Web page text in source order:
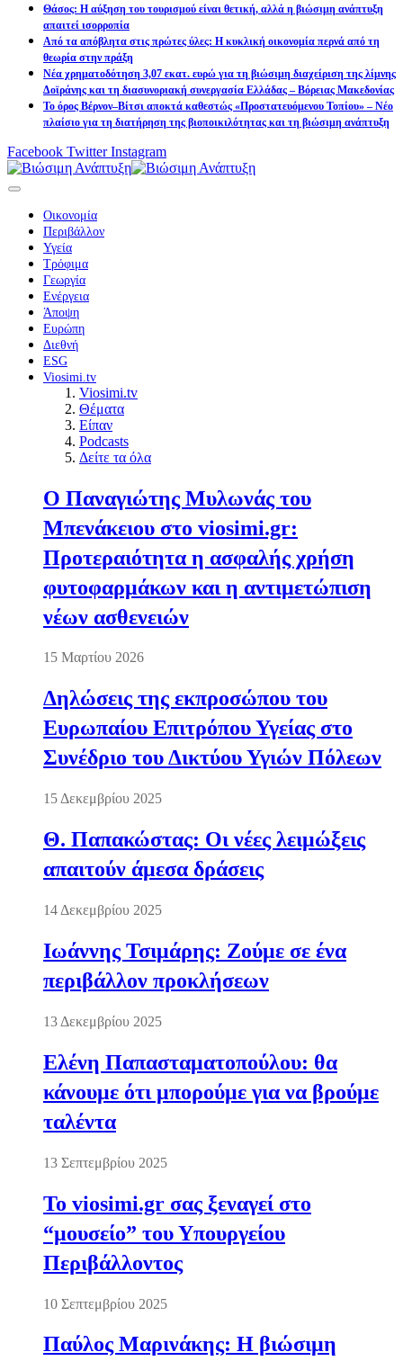
Θάσος: Η αύξηση του τουρισμού είναι θετική, αλλά η βιώσιμη ανάπτυξη
απαιτεί ισορροπία
Από τα απόβλητα στις πρώτες ύλες: Η κυκλική οικονομία περνά από τη
θεωρία στην πράξη
Νέα χρηματοδότηση 3,07 εκατ. ευρώ για τη βιώσιμη διαχείριση της λίμνης
Δοϊράνης και τη διασυνοριακή συνεργασία Ελλάδας – Βόρειας Μακεδονίας
Το όρος Βέρνον–Βίτσι αποκτά καθεστώς «Προστατευόμενου Τοπίου» – Νέο
πλαίσιο για τη διατήρηση της βιοποικιλότητας και τη βιώσιμη ανάπτυξη
Facebook Twitter Instagram
Οικονομία
Περιβάλλον
Υγεία
Τρόφιμα
Γεωργία
Ενέργεια
Άποψη
Ευρώπη
Διεθνή
ESG
Viosimi.tv
Viosimi.tv
Θέματα
Είπαν
Podcasts
Δείτε τα όλα
Ο Παναγιώτης Μυλωνάς του
Μπενάκειου στο viosimi.gr:
Προτεραιότητα η ασφαλής χρήση
φυτοφαρμάκων και η αντιμετώπιση
νέων ασθενειών
15 Μαρτίου 2026
Δηλώσεις της εκπροσώπου του
Ευρωπαίου Επιτρόπου Υγείας στο
Συνέδριο του Δικτύου Υγιών Πόλεων
15 Δεκεμβρίου 2025
Θ. Παπακώστας: Οι νέες λειμώξεις
απαιτούν άμεσα δράσεις
14 Δεκεμβρίου 2025
Ιωάννης Τσιμάρης: Ζούμε σε ένα
περιβάλλον προκλήσεων
13 Δεκεμβρίου 2025
Ελένη Παπασταματοπούλου: θα
κάνουμε ότι μπορούμε για να βρούμε
ταλέντα
13 Σεπτεμβρίου 2025
Το viosimi.gr σας ξεναγεί στο
“μουσείο” του Υπουργείου
Περιβάλλοντος
10 Σεπτεμβρίου 2025
Παύλος Μαρινάκης: Η βιώσιμη